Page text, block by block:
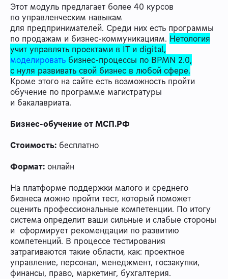
Этот модуль предлагает более 40 курсов
по управленческим навыкам
для предпринимателей. Среди них есть программы
по продажам и бизнес-коммуникациям. Нетология
учит управлять проектами в IT и digital,
моделировать бизнес-процессы по BPMN 2.0,
с нуля развивать свой бизнес в любой сфере.
Кроме этого на сайте есть возможность пройти
обучение по программе магистратуры
и бакалавриата.
Бизнес-обучение от МСП.РФ
Стоимость: бесплатно
Формат: онлайн
На платформе поддержки малого и среднего
бизнеса можно пройти тест, который поможет
оценить профессиональные компетенции. По итогу
система определит ваши сильные и слабые стороны
и сформирует рекомендации по развитию
компетенций. В процессе тестирования
затрагиваются такие области, как: проектное
управление, персонал, менеджмент, госзакупки,
финансы, право, маркетинг, бухгалтерия.